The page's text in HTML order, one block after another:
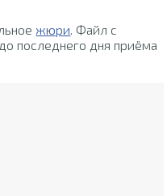
жюри. Файл с
до последнего дня приёма